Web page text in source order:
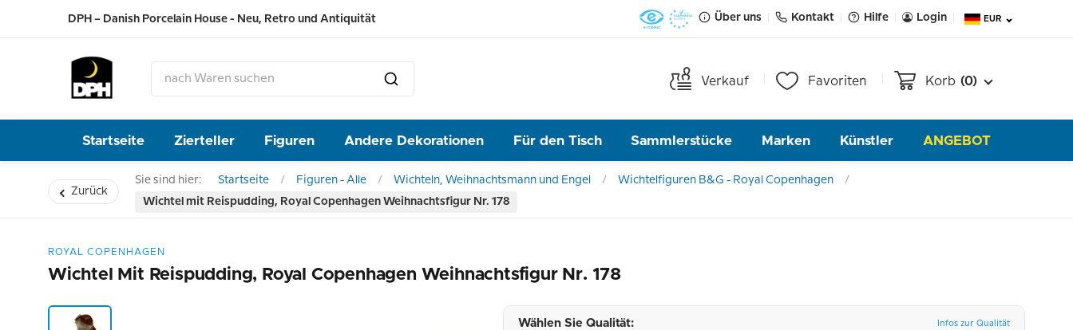
DPH – Danish Porcelain House - Neu, Retro und Antiquität Über uns Kontakt Hilfe Login EUR
Verkauf Favoriten Korb (0)
Startseite Zierteller Figuren Andere Dekorationen Für den Tisch Sammlerstücke Marken Künstler ANGEBOT
Zurück
Sie sind hier: Startseite Figuren - Alle Wichteln, Weihnachtsmann und Engel
Wichtelfiguren B&G - Royal Copenhagen
Wichtel mit Reispudding, Royal Copenhagen Weihnachtsfigur Nr. 178
ROYAL COPENHAGEN
Wichtel Mit Reispudding, Royal Copenhagen Weihnachtsfigur Nr. 178
Wählen Sie Qualität: Infos zur Qualität